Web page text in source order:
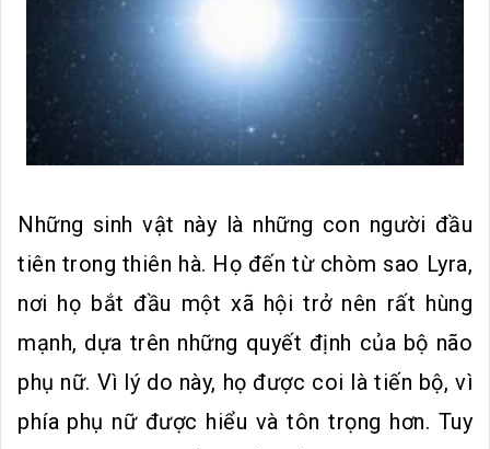
Những sinh vật này là những con người đầu
tiên trong thiên hà. Họ đến từ chòm sao Lyra,
nơi họ bắt đầu một xã hội trở nên rất hùng
mạnh, dựa trên những quyết định của bộ não
phụ nữ. Vì lý do này, họ được coi là tiến bộ, vì
phía phụ nữ được hiểu và tôn trọng hơn. Tuy